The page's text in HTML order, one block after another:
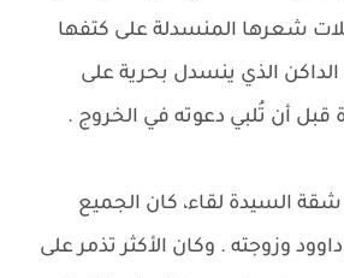
شعرها المنسدلة على كتفها
الداكن الذي ينسدل بحرية على
أن تُلبي دعوته في الخروج .
السيدة لقاء، كان الجميع
وزوجته . وكان الأكثر تذمر على